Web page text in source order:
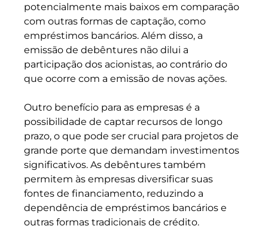
potencialmente mais baixos em comparação
com outras formas de captação, como
empréstimos bancários. Além disso, a
emissão de debêntures não dilui a
participação dos acionistas, ao contrário do
que ocorre com a emissão de novas ações.
Outro benefício para as empresas é a
possibilidade de captar recursos de longo
prazo, o que pode ser crucial para projetos de
grande porte que demandam investimentos
significativos. As debêntures também
permitem às empresas diversificar suas
fontes de financiamento, reduzindo a
dependência de empréstimos bancários e
outras formas tradicionais de crédito.